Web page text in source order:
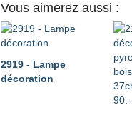
Vous aimerez aussi :
2919 - Lampe
décoration